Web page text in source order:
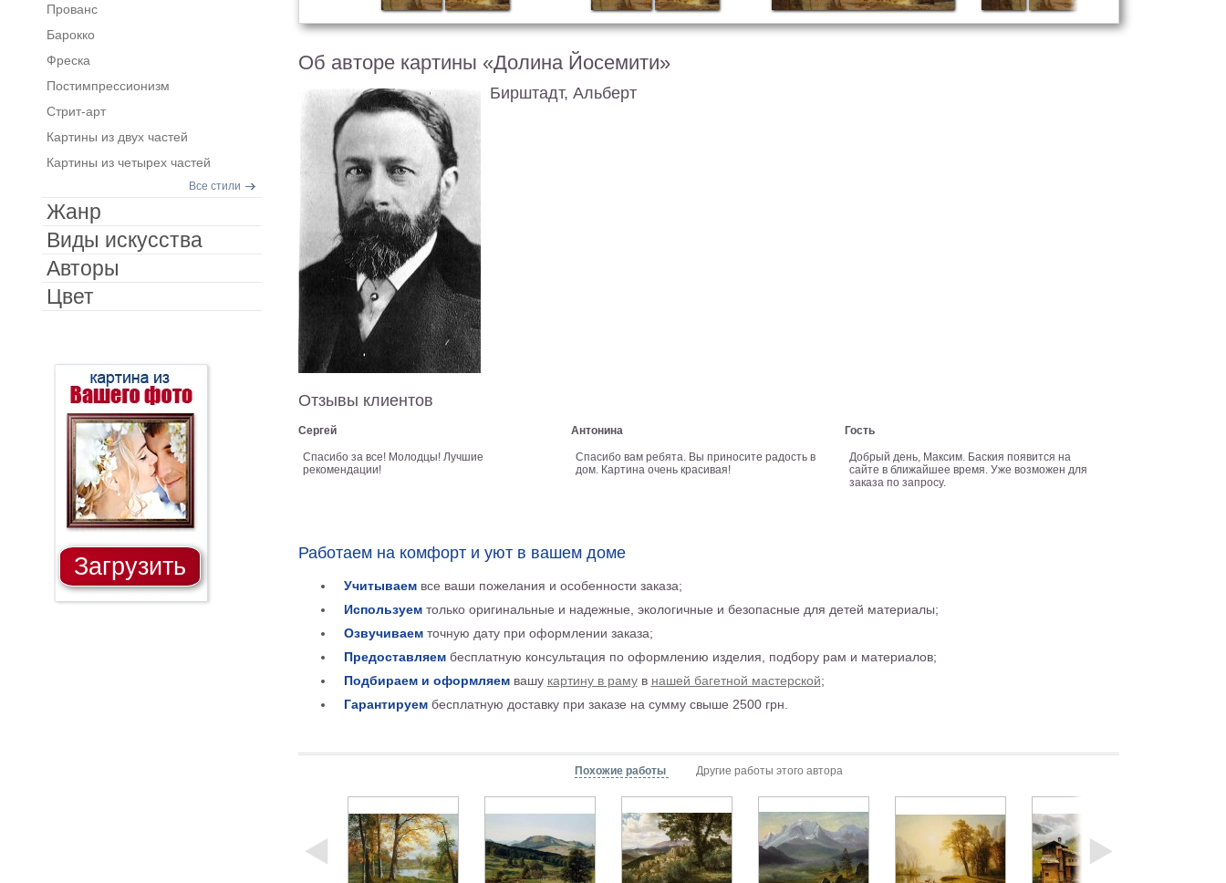
Об авторе картины «Долина Йосемити»
Бирштадт, Альберт
Отзывы клиентов
Сергей
Спасибо за все! Молодцы! Лучшие
рекомендации!
Антонина
Спасибо вам ребята. Вы приносите радость в
дом. Картина очень красивая!
Гость
Добрый день, Максим. Баския появится на
сайте в ближайшее время. Уже возможен для
заказа по запросу.
Работаем на комфорт и уют в вашем доме
Учитываемвсе ваши пожелания и особенности заказа;
Используемтолько оригинальные и надежные, экологичные и безопасные для детей материалы;
Озвучиваемточную дату при оформлении заказа;
Предоставляембесплатную консультация по оформлению изделия, подбору рам и материалов;
Подбираем и оформляемвашу картину в рамув нашей багетной мастерской;
Гарантируембесплатную доставку при заказе на сумму свыше 2500 грн.
Похожие работы Другие работы этого автора
Прованс
Барокко
Фреска
Постимпрессионизм
Стрит-арт
Картины из двух частей
Картины из четырех частей
Все стили
Жанр
Виды искусства
Авторы
Цвет
Загрузить